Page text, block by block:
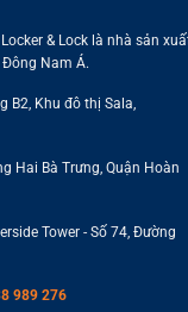
& Lock là nhà sản
Nam Á.
B2, Khu đô thị Sala,
Hai Bà Trưng, Quận Hoàn
Tower - Số 74, Đường
989 276